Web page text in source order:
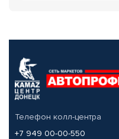
Телефон колл-центра
+7 949 00-00-550